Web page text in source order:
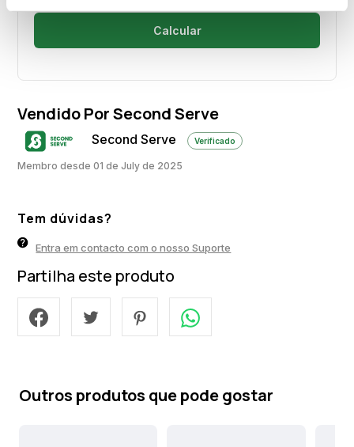
Calcular
Vendido Por Second Serve
Second Serve Verificado
Membro desde 01 de July de 2025
Tem dúvidas?
Entra em contacto com o nosso Suporte
Partilha este produto
Outros produtos que pode gostar